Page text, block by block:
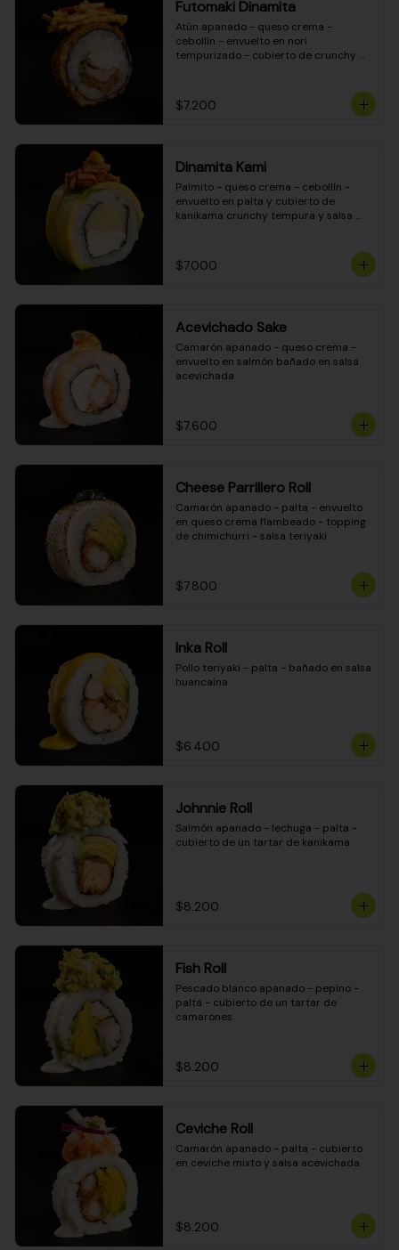
Futomaki Dinamita
Atún apanado - queso crema -
cebollín - envuelto en nori
tempurizado - cubierto de crunchy
$7.200
Dinamita Kami
Palmito - queso crema - cebollín -
envuelto en palta y cubierto de
kanikama crunchy tempura y salsa
$7.000
Acevichado Sake
Camarón apanado - queso crema -
envuelto en salmón bañado en salsa
acevichada
$7.600
Cheese Parrillero Roll
Camarón apanado - palta - envuelto
en queso crema flambeado - topping
de chimichurri - salsa teriyaki
$7.800
Inka Roll
Pollo teriyaki - palta - bañado en salsa
huancaína
$6.400
Johnnie Roll
Salmón apanado - lechuga - palta -
cubierto de un tartar de kanikama
$8.200
Fish Roll
Pescado blanco apanado - pepino -
palta - cubierto de un tartar de
camarones
$8.200
Ceviche Roll
Camarón apanado - palta - cubierto
en ceviche mixto y salsa acevichada
$8.200